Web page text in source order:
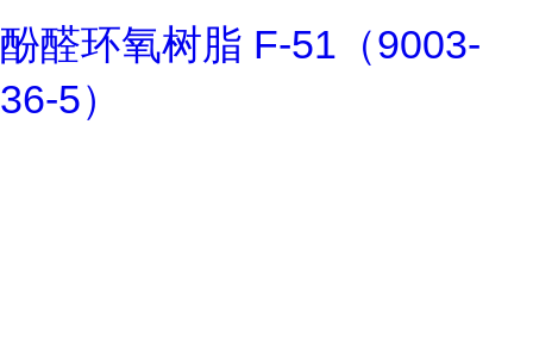
酚醛环氧树脂 F-51（9003-
36-5）